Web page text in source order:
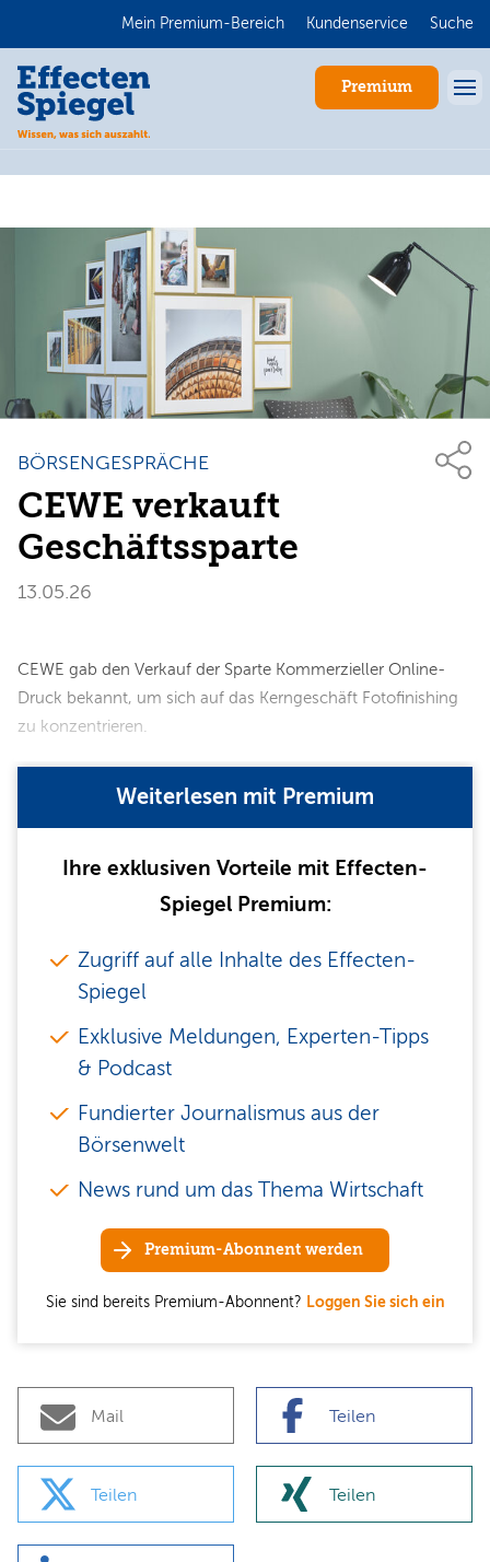
Mein Premium-Bereich Kundenservice Suche
Premium
BÖRSENGESPRÄCHE
CEWE verkauft
Geschäftssparte
13.05.26
CEWE gab den Verkauf der Sparte Kommerzieller Online-
Druck bekannt, um sich auf das Kerngeschäft Fotofinishing
zu konzentrieren.
Weiterlesen mit Premium
Ihre exklusiven Vorteile mit Effecten-
Spiegel Premium:
Zugriff auf alle Inhalte des Effecten-
Spiegel
Exklusive Meldungen, Experten-Tipps
& Podcast
Fundierter Journalismus aus der
Börsenwelt
News rund um das Thema Wirtschaft
Premium-Abonnent werden
Sie sind bereits Premium-Abonnent? Loggen Sie sich ein
Mail Teilen
Teilen Teilen
Anmelden